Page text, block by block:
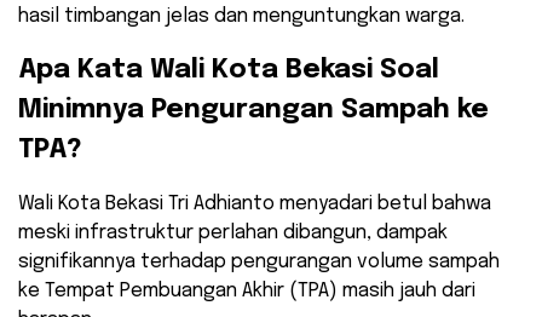
hasil timbangan jelas dan menguntungkan warga.
​Apa Kata Wali Kota Bekasi Soal
Minimnya Pengurangan Sampah ke
TPA?
​Wali Kota Bekasi Tri Adhianto menyadari betul bahwa
meski infrastruktur perlahan dibangun, dampak
signifikannya terhadap pengurangan volume sampah
ke Tempat Pembuangan Akhir (TPA) masih jauh dari